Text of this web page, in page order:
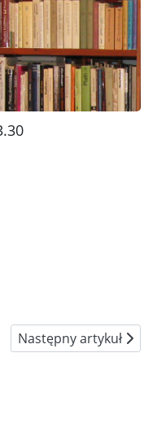
Następny artykuł:
Następny artykuł